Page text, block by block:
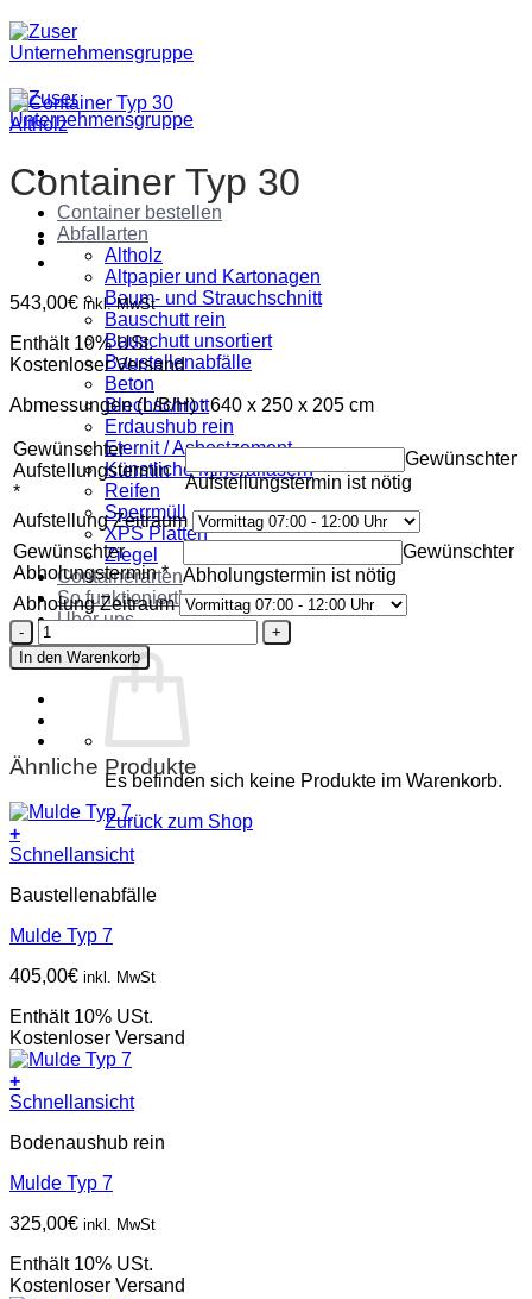
Zum
Inhalt
springen
Container bestellen
Abfallarten
Altholz
Altpapier und Kartonagen
Baum- und Strauchschnitt
Bauschutt rein
Bauschutt unsortiert
Baustellenabfälle
Beton
Blechschrott
Erdaushub rein
Eternit / Asbestzement
Künstliche Mineralfasern
Reifen
Sperrmüll
XPS Platten
Ziegel
Containerarten
So funktioniert’s
Über uns
Kontakt
Es befinden sich keine Produkte im Warenkorb.
Zurück zum Shop
Altholz
Container Typ 30
543,00€ inkl. MwSt
Enthält 10% USt.
Kostenloser Versand
Abmessungen (L/B/H) : 640 x 250 x 205 cm
Gewünschter
Aufstellungstermin
*
Gewünschter
Aufstellungstermin ist nötig
Aufstellung Zeitraum
Gewünschter
Abholungstermin*
Gewünschter
Abholungstermin ist nötig
Abholung Zeitraum
Container
Typ
30
Menge
In den Warenkorb
Ähnliche Produkte
+
Schnellansicht
Baustellenabfälle
Mulde Typ 7
405,00€ inkl. MwSt
Enthält 10% USt.
Kostenloser Versand
+
Schnellansicht
Bodenaushub rein
Mulde Typ 7
325,00€ inkl. MwSt
Enthält 10% USt.
Kostenloser Versand